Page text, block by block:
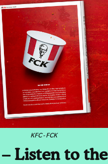
KFC - FCK
Listen to the